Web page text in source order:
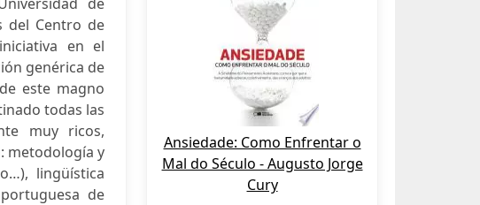
del Centro de
en el
genérica de
este magno
todas las
muy ricos,
metodología y
lingüística
de
Ansiedade: Como Enfrentar o
Mal do Século - Augusto Jorge
Cury